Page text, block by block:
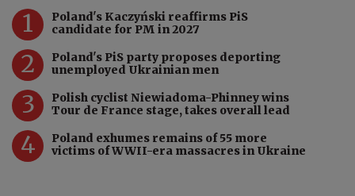
1
Poland's Kaczyński reaffirms PiS
candidate for PM in 2027
2
Poland's PiS party proposes deporting
unemployed Ukrainian men
3
Polish cyclist Niewiadoma-Phinney wins
Tour de France stage, takes overall lead
4
Poland exhumes remains of 55 more
victims of WWII-era massacres in Ukraine